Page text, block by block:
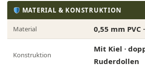
MATERIAL & KONSTRUKTION
Material 0,55 mm PVC
Konstruktion
Mit Kiel ·
Ruderdollen